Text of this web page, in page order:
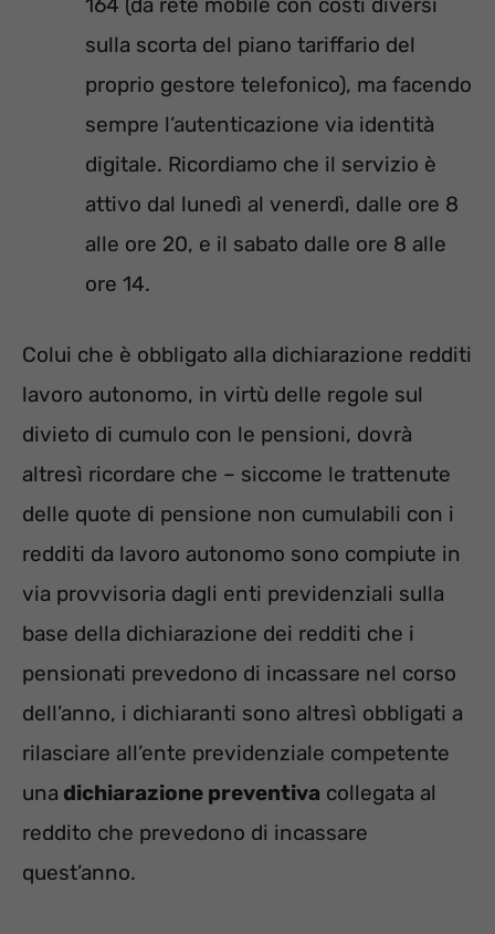
sulla scorta del piano tariffario del
proprio gestore telefonico), ma facendo
sempre l’autenticazione via identità
digitale. Ricordiamo che il servizio è
attivo dal lunedì al venerdì, dalle ore 8
alle ore 20, e il sabato dalle ore 8 alle
ore 14.
Colui che è obbligato alla dichiarazione redditi
lavoro autonomo, in virtù delle regole sul
divieto di cumulo con le pensioni, dovrà
altresì ricordare che – siccome le trattenute
delle quote di pensione non cumulabili con i
redditi da lavoro autonomo sono compiute in
via provvisoria dagli enti previdenziali sulla
base della dichiarazione dei redditi che i
pensionati prevedono di incassare nel corso
dell’anno, i dichiaranti sono altresì obbligati a
rilasciare all’ente previdenziale competente
una dichiarazione preventiva collegata al
reddito che prevedono di incassare
quest’anno.